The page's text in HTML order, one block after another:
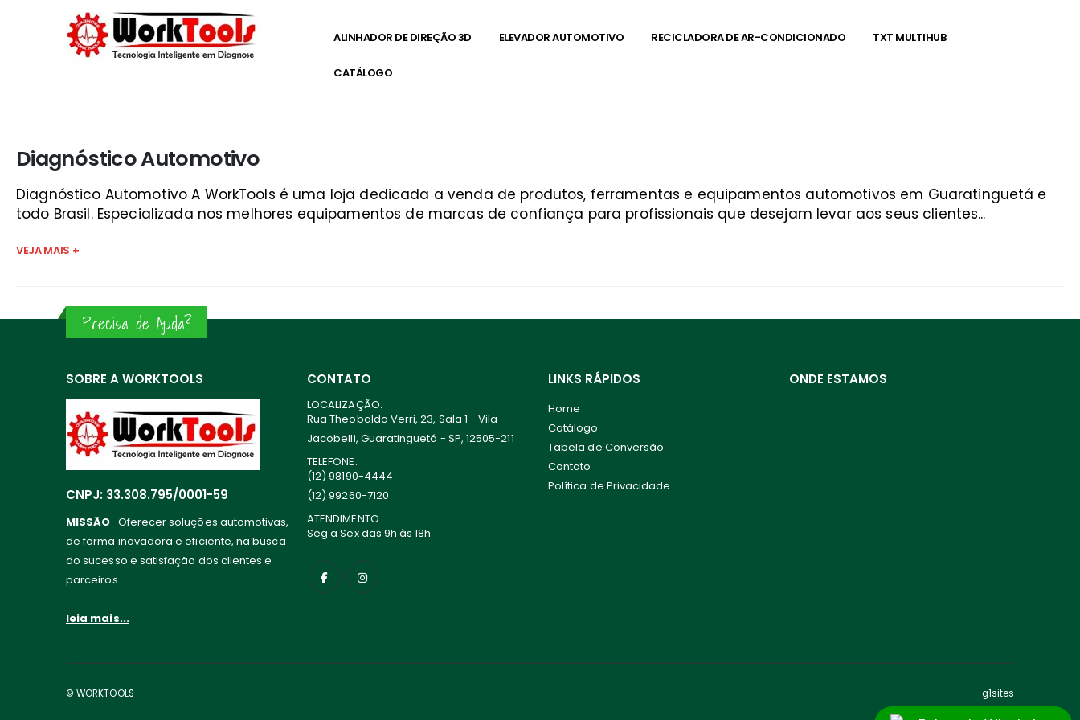
ALINHADOR DE DIREÇÃO 3D ELEVADOR AUTOMOTIVO RECICLADORA DE AR-CONDICIONADO TXT MULTIHUB
CATÁLOGO
Diagnóstico Automotivo
Diagnóstico Automotivo A WorkTools é uma loja dedicada a venda de produtos, ferramentas e equipamentos automotivos em Guaratinguetá e
todo Brasil. Especializada nos melhores equipamentos de marcas de confiança para profissionais que desejam levar aos seus clientes...
VEJA MAIS +
Precisa de Ajuda?
SOBRE A WORKTOOLS
CNPJ: 33.308.795/0001-59
MISSÃO Oferecer soluções automotivas,
de forma inovadora e eficiente, na busca
do sucesso e satisfação dos clientes e
parceiros.
leia mais...
CONTATO
LOCALIZAÇÃO:
Rua Theobaldo Verri, 23, Sala 1 - Vila
Jacobelli, Guaratinguetá - SP, 12505-211
TELEFONE:
(12) 98190-4444
(12) 99260-7120
ATENDIMENTO:
Seg a Sex das 9h às 18h
LINKS RÁPIDOS
Home
Catálogo
Tabela de Conversão
Contato
Política de Privacidade
ONDE ESTAMOS
© WORKTOOLS g1sites